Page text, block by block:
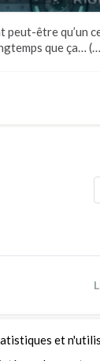
peut-être qu’un
que ça…
et